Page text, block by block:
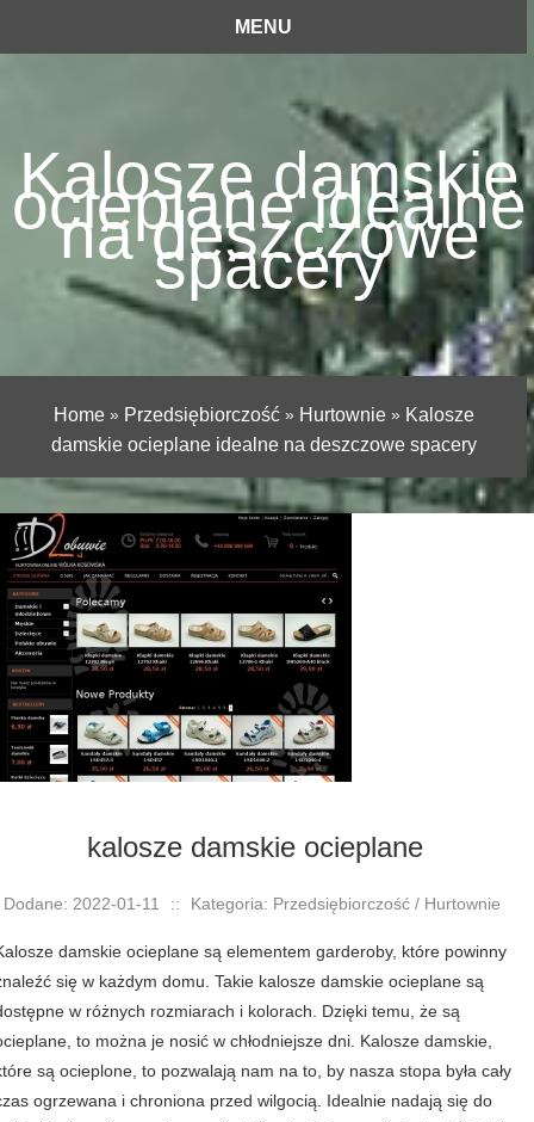
MENU
Kalosze damskie
ocieplane idealne
na deszczowe
spacery
Home» Przedsiębiorczość» Hurtownie» Kalosze
damskie ocieplane idealne na deszczowe spacery
kalosze damskie ocieplane
Dodane: 2022-01-11 :: Kategoria: Przedsiębiorczość / Hurtownie
damskie ocieplane są elementem garderoby, które powinny
się w każdym domu. Takie kalosze damskie ocieplane są
w różnych rozmiarach i kolorach. Dzięki temu, że są
to można je nosić w chłodniejsze dni. Kalosze damskie,
są ocieplone, to pozwalają nam na to, by nasza stopa była cały
ogrzewana i chroniona przed wilgocią. Idealnie nadają się do